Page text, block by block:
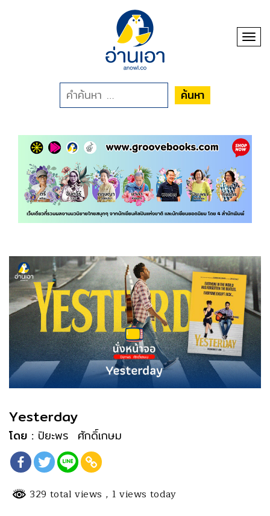
ค้นหา
Yesterday
โดย : ปิยะพร ศักดิ์เกษม
329 total views , 1 views today